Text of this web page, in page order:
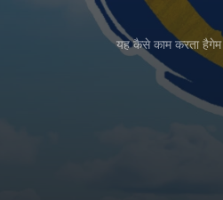
यह कैसे काम करता है